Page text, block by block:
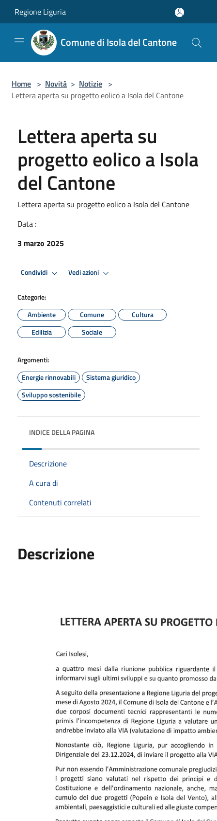
Regione Liguria
Comune di Isola del Cantone
Home > Novità > Notizie >
Lettera aperta su progetto eolico a Isola del Cantone
Lettera aperta su
progetto eolico a Isola
del Cantone
Lettera aperta su progetto eolico a Isola del Cantone
Data :
3 marzo 2025
Condividi Vedi azioni
Categorie:
Ambiente
Comune
Cultura
Edilizia
Sociale
Argomenti:
Energie rinnovabili
Sistema giuridico
Sviluppo sostenibile
INDICE DELLA PAGINA
Descrizione
A cura di
Contenuti correlati
Descrizione